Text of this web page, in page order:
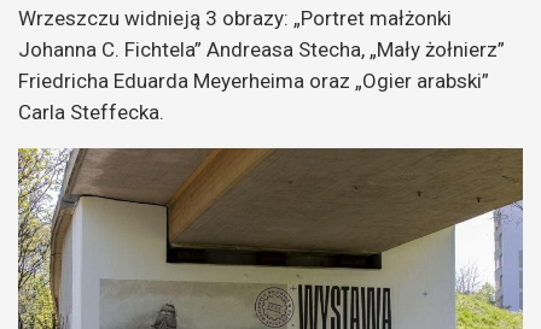
Wrzeszczu widnieją 3 obrazy: „Portret małżonki
Johanna C. Fichtela” Andreasa Stecha, „Mały żołnierz”
Friedricha Eduarda Meyerheima oraz „Ogier arabski”
Carla Steffecka.